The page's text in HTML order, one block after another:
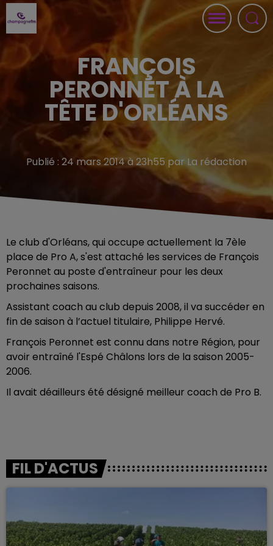
FRANÇOIS
PERONNET À LA
TÊTE D'ORLÉANS
Publié : 24 mars 2014 à 23h55 par La rédaction
Le club d'Orléans, qui occupe actuellement la 7èle
place de Pro A, s'est attaché les services de François
Peronnet au poste d'entraîneur pour les deux
prochaines saisons.
Assistant coach au club depuis 2008, il va succéder en
fin de saison à l’actuel titulaire, Philippe Hervé.
François Peronnet est connu dans notre Région, pour
avoir entraîné l'Espé Châlons lors de la saison 2005-
2006.
Il avait déailleurs été désigné meilleur coach de Pro B.
FIL D'ACTUS